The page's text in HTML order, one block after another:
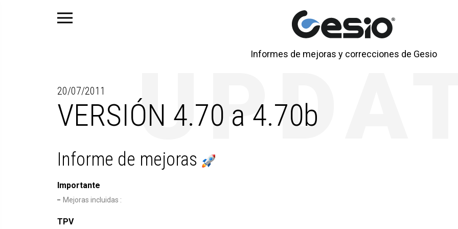
Informes de mejoras y correcciones de Gesio
20/07/2011
VERSIÓN 4.70 a 4.70b
Informe de mejoras
Importante
Mejoras incluidas :
TPV